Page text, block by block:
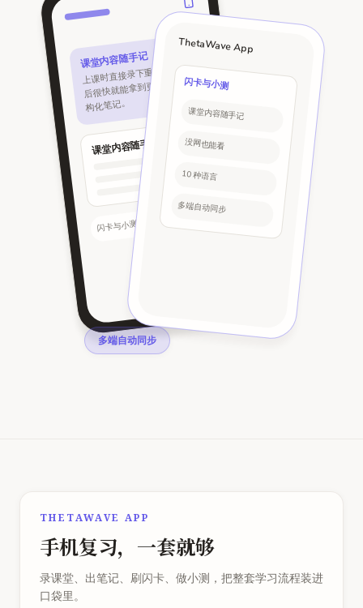
课堂内容随手记
上课时直接录下重点，下课
后很快就能拿到更清晰的结
构化笔记。
课堂内容随手记
闪卡与小测
ThetaWave App
闪卡与小测
课堂内容随手记
没网也能看
10 种语言
多端自动同步
多端自动同步
THETAWAVE APP
手机复习，一套就够
录课堂、出笔记、刷闪卡、做小测，把整套学习流程装进
口袋里。